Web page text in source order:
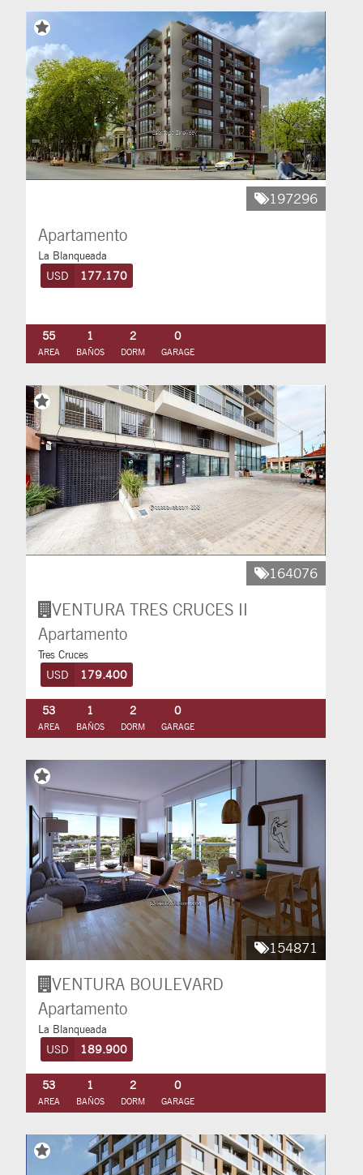
197296
Apartamento
La Blanqueada
USD 177.170
55
AREA
1
BAÑOS
2
DORM
0
GARAGE
164076
VENTURA TRES CRUCES II
Apartamento
Tres Cruces
USD 179.400
53
AREA
1
BAÑOS
2
DORM
0
GARAGE
154871
VENTURA BOULEVARD
Apartamento
La Blanqueada
USD 189.900
53
AREA
1
BAÑOS
2
DORM
0
GARAGE